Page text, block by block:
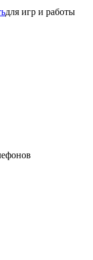
для игр и работы